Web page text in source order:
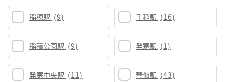
稲穂駅 (9) 手稲駅 (16)
稲積公園駅 (9) 発寒駅 (1)
発寒中央駅 (11) 琴似駅 (43)